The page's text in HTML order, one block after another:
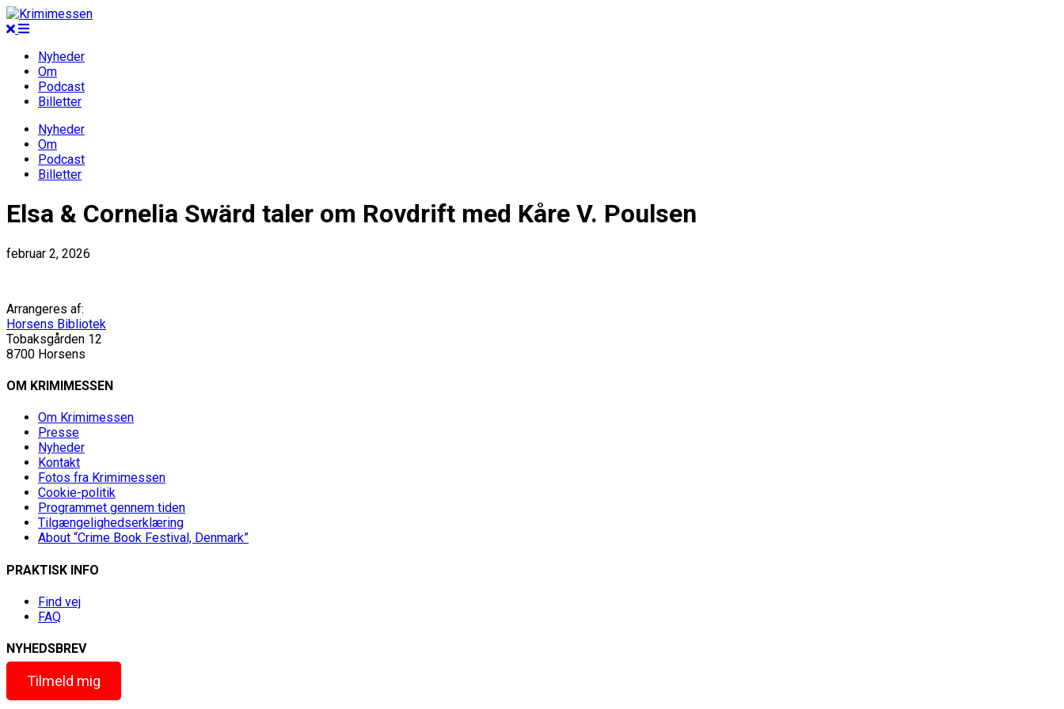
Nyheder
Om
Podcast
Billetter
Nyheder
Om
Podcast
Billetter
Elsa & Cornelia Swärd taler om Rovdrift med Kåre V. Poulsen
februar 2, 2026
Arrangeres af:
Horsens Bibliotek
Tobaksgården 12
8700 Horsens
OM KRIMIMESSEN
Om Krimimessen
Presse
Nyheder
Kontakt
Fotos fra Krimimessen
Cookie-politik
Programmet gennem tiden
Tilgængelighedserklæring
About “Crime Book Festival, Denmark”
PRAKTISK INFO
Find vej
FAQ
NYHEDSBREV
Tilmeld mig